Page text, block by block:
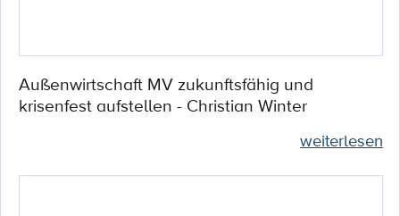
Außenwirtschaft MV zukunftsfähig und
krisenfest aufstellen - Christian Winter
weiterlesen